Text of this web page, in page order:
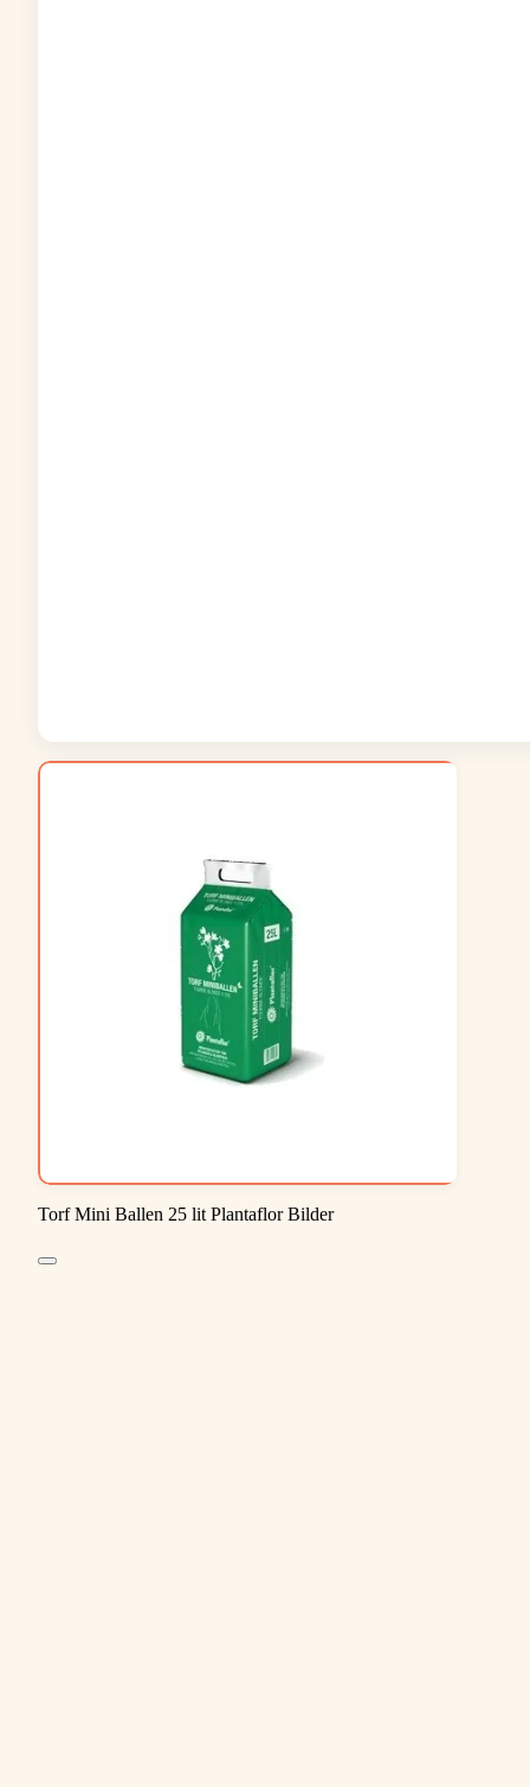
Torf Mini Ballen 25 lit Plantaflor Bilder